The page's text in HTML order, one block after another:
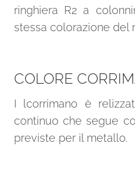
ringhiera R2 a
stessa colorazione del
COLORE
I lcorrimano è
continuo che segue
previste per il metallo.